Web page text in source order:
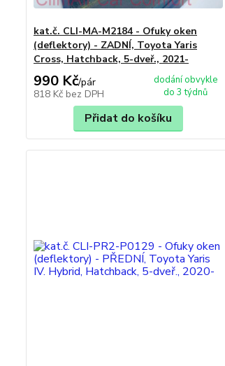
kat.č. CLI-MA-M2184 - Ofuky oken
(deflektory) - ZADNÍ, Toyota Yaris
Cross, Hatchback, 5-dveř., 2021-
990 Kč/pár
818 Kč bez DPH
dodání obvykle
do 3 týdnů
Přidat do košíku